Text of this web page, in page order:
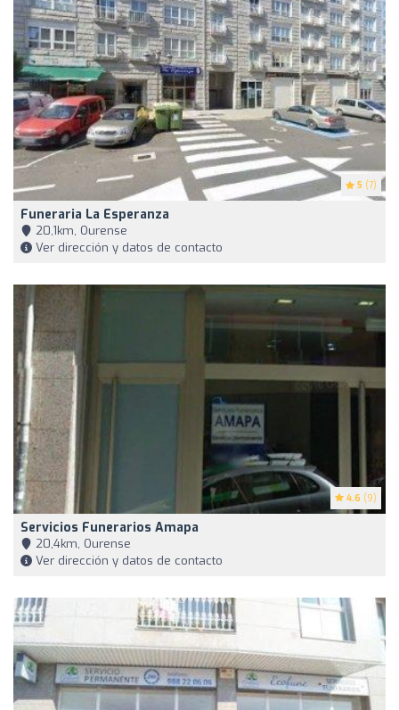
5 (7)
Funeraria La Esperanza
20,1km, Ourense
Ver dirección y datos de contacto
4.6 (9)
Servicios Funerarios Amapa
20,4km, Ourense
Ver dirección y datos de contacto